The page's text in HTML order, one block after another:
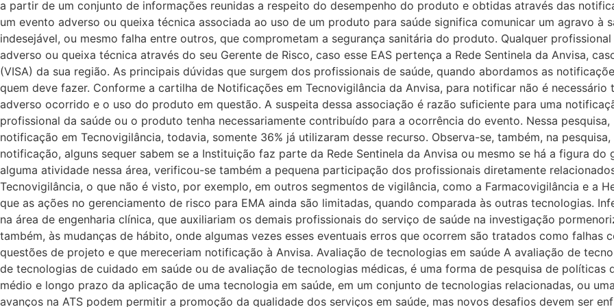
a partir de um conjunto de informações reunidas a respeito do desempenho do produto e obtidas através das
um evento adverso ou queixa técnica associada ao uso de um produto para saúde significa comunicar um agravo à
indesejável, ou mesmo falha entre outros, que comprometam a segurança sanitária do produto. Qualquer
adverso ou queixa técnica através do seu Gerente de Risco, caso esse EAS pertença a Rede Sentinela da Anvisa,
(VISA) da sua região. As principais dúvidas que surgem dos profissionais de saúde, quando abordamos as
quem deve fazer. Conforme a cartilha de Notificações em Tecnovigilância da Anvisa, para notificar não é
adverso ocorrido e o uso do produto em questão. A suspeita dessa associação é razão suficiente para uma
profissional da saúde ou o produto tenha necessariamente contribuído para a ocorrência do evento. Nessa
notificação em Tecnovigilância, todavia, somente 36% já utilizaram desse recurso. Observa-se, também, na
notificação, alguns sequer sabem se a Instituição faz parte da Rede Sentinela da Anvisa ou mesmo se há a figura
alguma atividade nessa área, verificou-se também a pequena participação dos profissionais diretamente
Tecnovigilância, o que não é visto, por exemplo, em outros segmentos de vigilância, como a Farmacovigilância e a
que as ações no gerenciamento de risco para EMA ainda são limitadas, quando comparada às outras tecnologias.
na área de engenharia clínica, que auxiliariam os demais profissionais do serviço de saúde na investigação
também, às mudanças de hábito, onde algumas vezes esses eventuais erros que ocorrem são tratados como falhas
questões de projeto e que mereceriam notificação à Anvisa. Avaliação de tecnologias em saúde A avaliação de
de tecnologias de cuidado em saúde ou de avaliação de tecnologias médicas, é uma forma de pesquisa de políticas
médio e longo prazo da aplicação de uma tecnologia em saúde, em um conjunto de tecnologias relacionadas, ou
avanços na ATS podem permitir a promoção da qualidade dos serviços em saúde, mas novos desafios devem ser